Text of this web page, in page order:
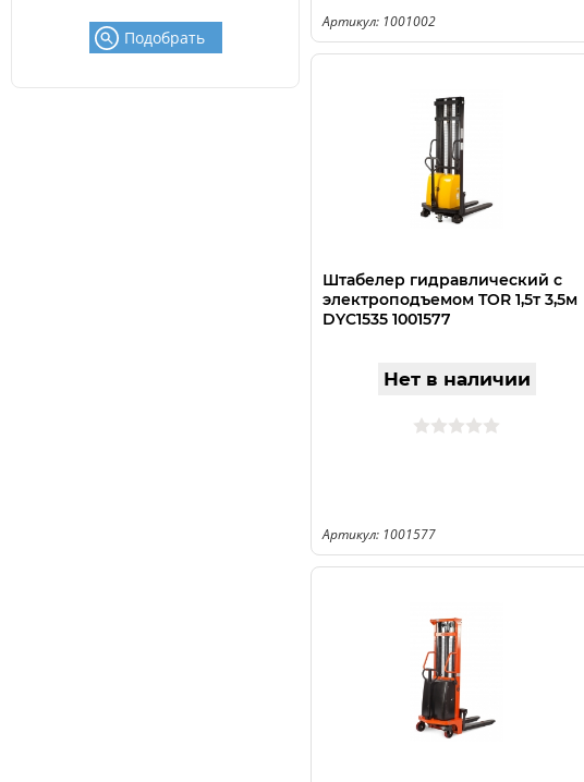
Подобрать
Артикул: 1001002
Штабелер гидравлический с
электроподъемом TOR 1,5т 3,5м
DYC1535 1001577
Нет в наличии
Артикул: 1001577